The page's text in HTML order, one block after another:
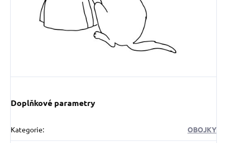
Doplňkové parametry
Kategorie: OBOJKY